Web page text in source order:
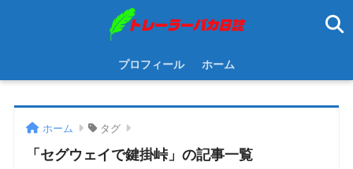
プロフィール ホーム
ホーム タグ
「セグウェイで鍵掛峠」の記事一覧